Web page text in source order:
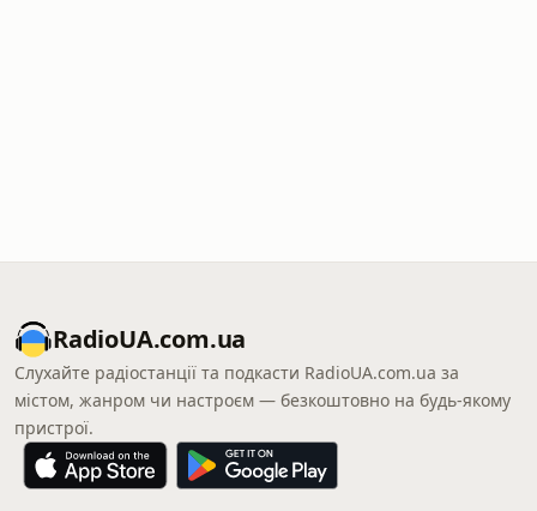
RadioUA.com.ua
Слухайте радіостанції та подкасти RadioUA.com.ua за
містом, жанром чи настроєм — безкоштовно на будь-якому
пристрої.